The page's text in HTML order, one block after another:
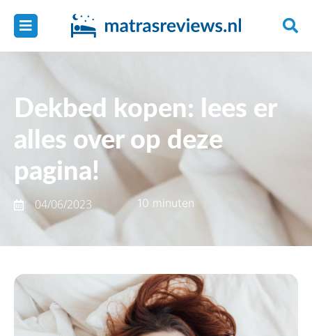
Dekbed kopen: lees er
alles over op deze
pagina!
04/06/2023 10 minuten